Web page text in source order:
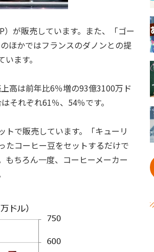
が販売しています。また、「ゴー
ほかではフランスのダノンとの提
ます。
高は前年比6％増の93億3100万ド
それぞれ61％、54％です。
で販売しています。「キューリ
たコーヒー豆をセットするだけで
もちろん一度、コーヒーメーカー